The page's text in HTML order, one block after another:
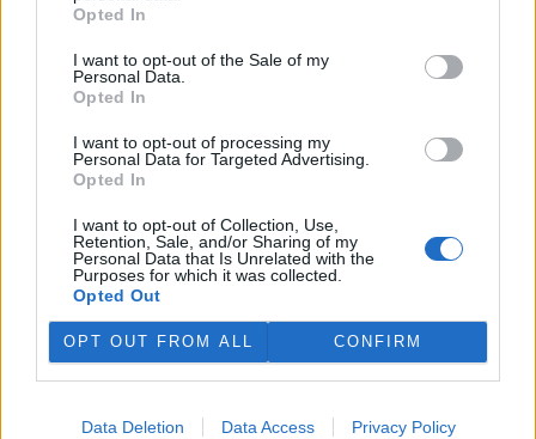
Opted In
I want to opt-out of the Sale of my
Personal Data.
Opted In
I want to opt-out of processing my
Personal Data for Targeted Advertising.
Opted In
I want to opt-out of Collection, Use,
Retention, Sale, and/or Sharing of my
Personal Data that Is Unrelated with the
Purposes for which it was collected.
Opted Out
OPT OUT FROM ALL CONFIRM
Data Deletion Data Access Privacy Policy
tisknout poslat
reklama